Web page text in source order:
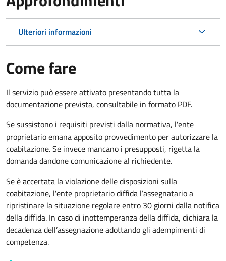
Ulteriori informazioni
Come fare
Il servizio può essere attivato presentando tutta la
documentazione prevista, consultabile in formato PDF.
Se sussistono i requisiti previsti dalla normativa, l'ente
proprietario emana apposito provvedimento per autorizzare la
coabitazione. Se invece mancano i presupposti, rigetta la
domanda dandone comunicazione al richiedente.
Se è accertata la violazione delle disposizioni sulla
coabitazione, l'ente proprietario diffida l’assegnatario a
ripristinare la situazione regolare entro 30 giorni dalla notifica
della diffida. In caso di inottemperanza della diffida, dichiara la
decadenza dell’assegnazione adottando gli adempimenti di
competenza.